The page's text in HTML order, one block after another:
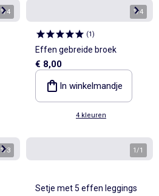
1/4 1/4
(1)
Effen gebreide broek
€ 8,00
In winkelmandje
4 kleuren
1/3 1 /1
Setje met 5 effen leggings